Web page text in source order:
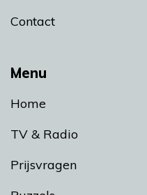
Menu
Home
TV & Radio
Prijsvragen
Contact